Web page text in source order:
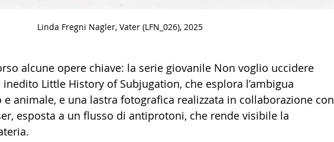
Linda Fregni Nagler, Vater (LFN_026), 2025
alcune opere chiave: la serie giovanile Non voglio uccidere
Little History of Subjugation, che esplora l’ambigua
animale, e una lastra fotografica realizzata in collaborazione con
esposta a un flusso di antiprotoni, che rende visibile la